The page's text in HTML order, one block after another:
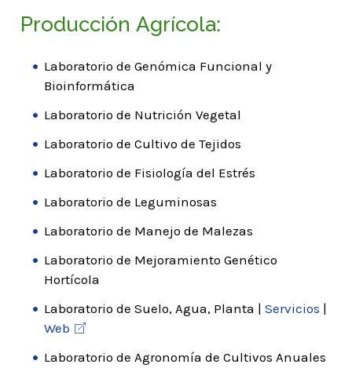
Producción Agrícola:
Laboratorio de Genómica Funcional y
Bioinformática
Laboratorio de Nutrición Vegetal
Laboratorio de Cultivo de Tejidos
Laboratorio de Fisiología del Estrés
Laboratorio de Leguminosas
Laboratorio de Manejo de Malezas
Laboratorio de Mejoramiento Genético
Hortícola
Laboratorio de Suelo, Agua, Planta |Servicios |
Web
Laboratorio de Agronomía de Cultivos Anuales